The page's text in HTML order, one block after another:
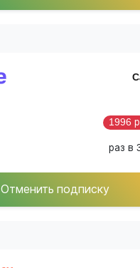
1996
раз в
Отменить подписку